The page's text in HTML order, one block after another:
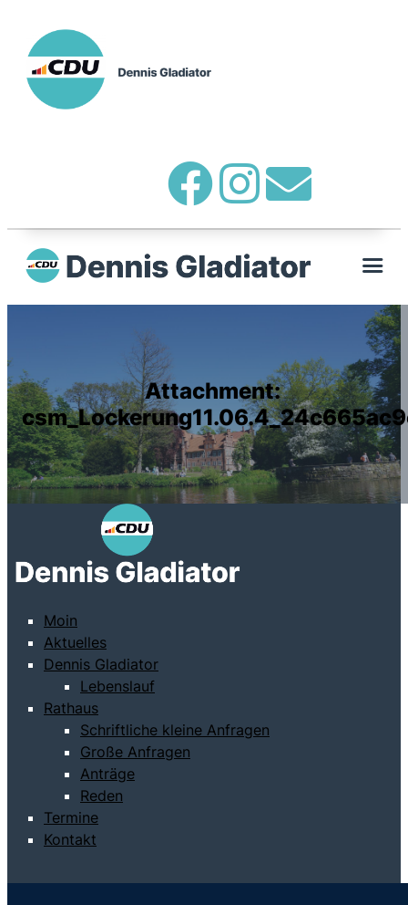
Attachment:
Moin
Aktuelles
Dennis Gladiator
Lebenslauf
Rathaus
Schriftliche kleine Anfragen
Große Anfragen
Anträge
Reden
Termine
Kontakt